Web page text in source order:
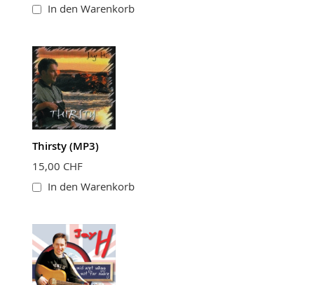
In den Warenkorb
Thirsty (MP3)
15,00 CHF
In den Warenkorb